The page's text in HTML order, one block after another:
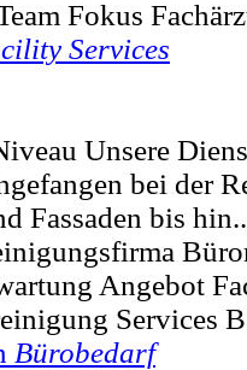
Fokus
Services
Unsere
bei der
Fassaden bis hin..
Angebot
Services
Bürobedarf